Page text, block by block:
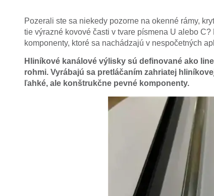
Pozerali ste sa niekedy pozorne na okenné rámy,
tie výrazné kovové časti v tvare písmena U alebo
komponenty, ktoré sa nachádzajú v nespočetných
Hliníkové kanálové výlisky sú definované ako
rohmi. Vyrábajú sa pretláčaním zahriatej
ľahké, ale konštrukčne pevné komponenty.